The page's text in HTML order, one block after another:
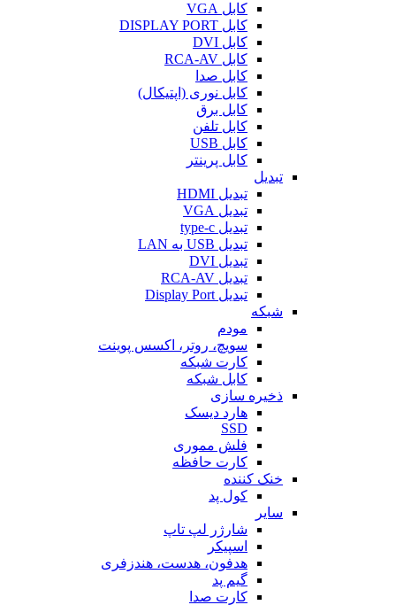
کابل VGA
کابل DISPLAY PORT
کابل DVI
کابل RCA-AV
کابل صدا
کابل نوری (اپتیکال)
کابل برق
کابل تلفن
کابل USB
کابل پرینتر
تبدیل
تبدیل HDMI
تبدیل VGA
تبدیل type-c
تبدیل USB به LAN
تبدیل DVI
تبدیل RCA-AV
تبدیل Display Port
شبکه
مودم
سویچ، روتر، اکسس پوینت
کارت شبکه
کابل شبکه
ذخیره سازی
هارد دیسک
SSD
فلش مموری
کارت حافظه
خنک کننده
کول پد
سایر
شارژر لپ تاپ
اسپیکر
هدفون، هدست، هندزفری
گیم پد
کارت صدا